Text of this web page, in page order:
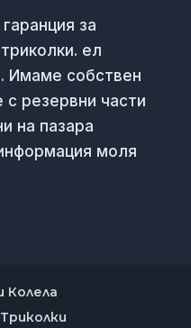
за
ел
Имаме собствен
с резервни части
на пазара
моля
Колела